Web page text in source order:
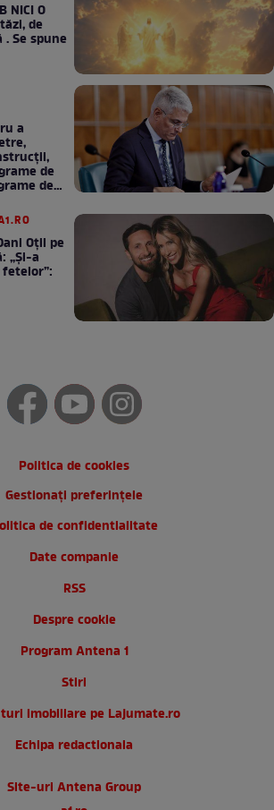
NICI O
de
Se spune
a
de
de
Oțil pe
„Și-a
Politica de cookies
Gestionați preferințele
de confidentialitate
Date companie
RSS
Despre cookie
Program Antena 1
Stiri
imobiliare pe Lajumate.ro
Echipa redactionala
Site-uri Antena Group